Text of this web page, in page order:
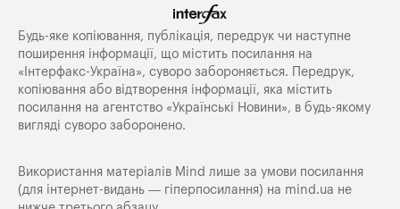
Будь-яке копiювання, публiкацiя, передрук чи наступне
поширення iнформацiї, що мiстить посилання на
«Iнтерфакс-Україна», суворо забороняється. Передрук,
копіювання або відтворення інформації, яка містить
посилання на агентство «Українські Новини», в будь-якому
вигляді суворо заборонено.
Використання матеріалів Mind лише за умови посилання
(для інтернет-видань — гіперпосилання) на mind.ua не